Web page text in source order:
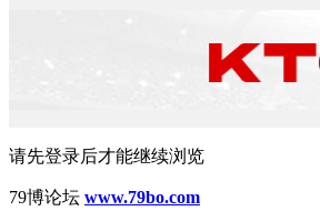
请先登录后才能继续浏览
79博论坛 www.79bo.com